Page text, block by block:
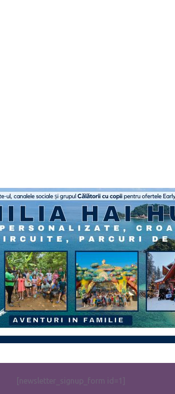
[newsletter_signup_form id=1]